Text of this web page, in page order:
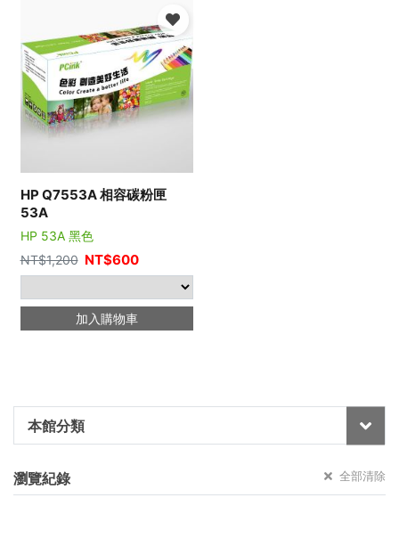
本館分類
瀏覽紀錄 全部清除
HP Q7553A 相容碳粉匣
53A
HP 53A 黑色
NT$1,200 NT$600
加入購物車